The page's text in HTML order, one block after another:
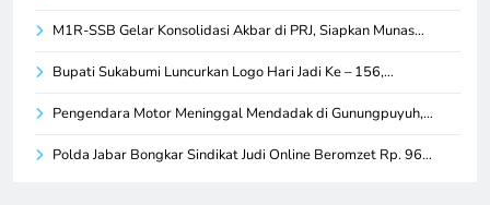
M1R-SSB Gelar Konsolidasi Akbar di PRJ, Siapkan Munas…
Bupati Sukabumi Luncurkan Logo Hari Jadi Ke – 156,…
Pengendara Motor Meninggal Mendadak di Gunungpuyuh,…
Polda Jabar Bongkar Sindikat Judi Online Beromzet Rp. 96…